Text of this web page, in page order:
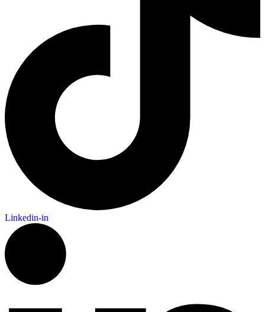
Linkedin-in